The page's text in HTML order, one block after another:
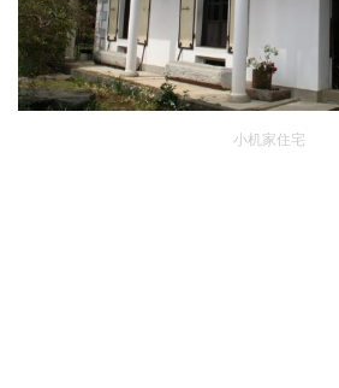
小机家住宅